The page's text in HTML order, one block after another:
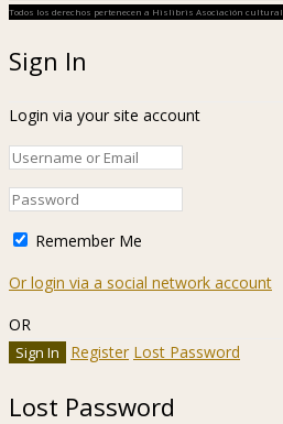
Todos los derechos pertenecen a Hislibris Asociación cultural
Sign In
Login via your site account
Remember Me
Or login via a social network account
OR
Register Lost Password
Lost Password